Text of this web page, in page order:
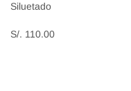
Siluetado
Precio
habitual
S/. 110.00